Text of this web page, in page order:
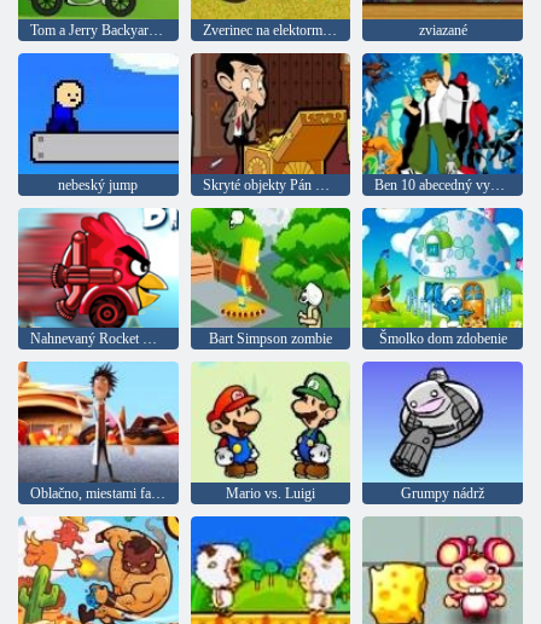
Tom a Jerry Backyard Trip Zverinec na elektormobilchikah zviazané
nebeský jump
Nahnevaný Rocket Birds 2 Bart Simpson zombie Šmolko dom zdobenie
Mario vs. Luigi Grumpy nádrž